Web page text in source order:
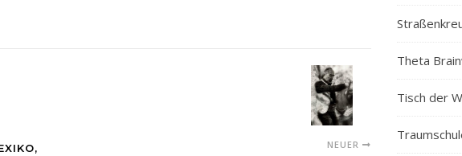
NEUER
Theta
Tisch der